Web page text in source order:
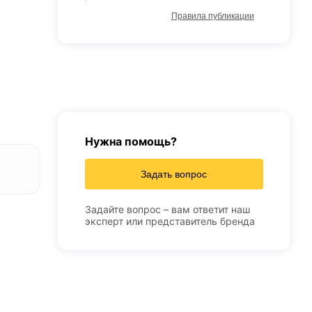
Правила публикации
Нужна помощь?
Задать вопрос
Задайте вопрос – вам ответит наш
эксперт или представитель бренда